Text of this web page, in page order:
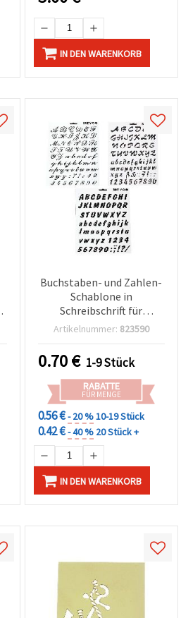
IN DEN WARENKORB
Buchstaben- und Zahlen-
Schablone in
Schreibschrift für
Handlettering, DIY
Zeichnen, 21 x 31 mm
Artikelnummer: 823590
0.70€ 1-9 Stück
RABATTE
FÜR MENGE
0.56 €- 20 %10-19 Stück
0.42 €- 40 % 20 Stück +
IN DEN WARENKORB